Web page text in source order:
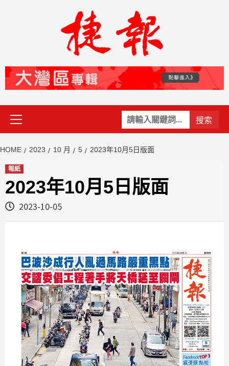
關
鍵
Primary
Menu
HOME 2023 10 月 5 2023年10月5日版面
報紙
2023年10月5日版面
2023-10-05